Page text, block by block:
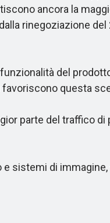
ancora la
rinegoziazione
del
questa
parte del traffico di
sistemi di